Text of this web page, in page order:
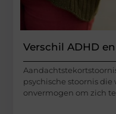
Verschil ADHD
psychische stoornis
onvermogen om zich